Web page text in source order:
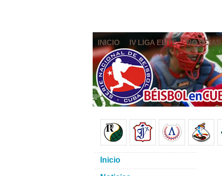
INICIO IV LIGA ELITE NOTICIAS
Inicio